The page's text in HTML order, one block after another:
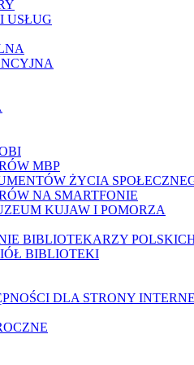
USŁUG
MBP
ŻYCIA
NA SMARTFONIE
KUJAW I POMORZA
BIBLIOTEKARZY
BIBLIOTEKI
DLA STRONY